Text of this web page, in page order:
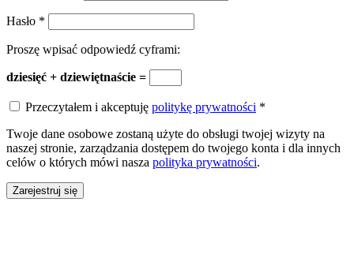
Hasło *
Proszę wpisać odpowiedź cyframi:
dziesięć + dziewiętnaście =
Przeczytałem i akceptuję politykę prywatności *
Twoje dane osobowe zostaną użyte do obsługi twojej wizyty na
naszej stronie, zarządzania dostępem do twojego konta i dla innych
celów o których mówi nasza polityka prywatności.
Zarejestruj się